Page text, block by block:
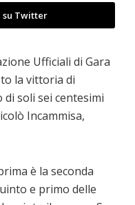
su Twitter
Ufficiali di Gara
la vittoria di
di soli sei centesimi
Incammisa,
è la seconda
e primo delle